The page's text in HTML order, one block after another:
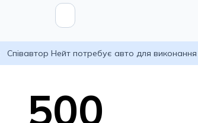
Співавтор Нейт потребує авто для
500